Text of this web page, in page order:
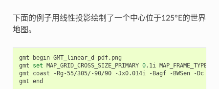
下面的例子用线性投影绘制了一个中心位于125°E的世界
地图。
gmt begin GMT_linear_d pdf,png
gmt set MAP_GRID_CROSS_SIZE_PRIMARY 0.1i MAP_FRAME_TYPE
gmt coast -Rg-55/305/-90/90 -Jx0.014i -Bagf -BWSen -Dc -